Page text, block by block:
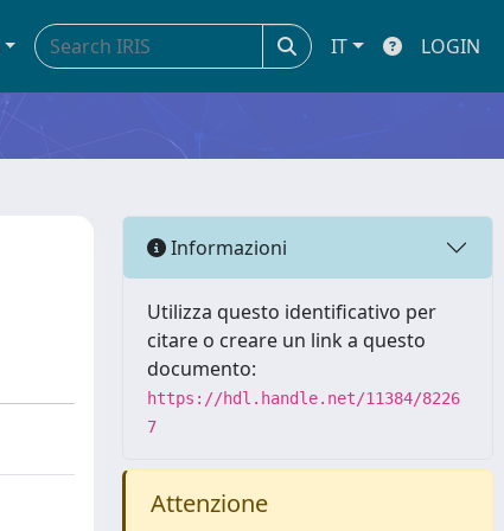
IT LOGIN
Informazioni
Utilizza questo identificativo per
citare o creare un link a questo
documento:
https://hdl.handle.net/11384/8226
7
Attenzione